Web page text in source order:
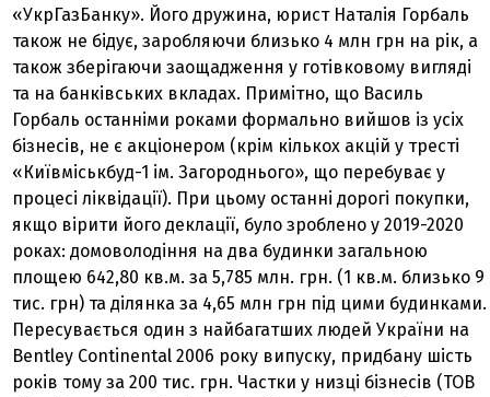
«УкрГазБанку». Його дружина, юрист Наталія Горбаль
також не бідує, заробляючи близько 4 млн грн на рік, а
також зберігаючи заощадження у готівковому вигляді
та на банківських вкладах. Примітно, що Василь
Горбаль останніми роками формально вийшов із усіх
бізнесів, не є акціонером (крім кількох акцій у тресті
«Київміськбуд-1 ім. Загороднього», що перебуває у
процесі ліквідації). При цьому останні дорогі покупки,
якщо вірити його деклації, було зроблено у 2019-2020
роках: домоволодіння на два будинки загальною
площею 642,80 кв.м. за 5,785 млн. грн. (1 кв.м. близько 9
тис. грн) та ділянка за 4,65 млн грн під цими будинками.
Пересувається один з найбагатших людей України на
Bentley Continental 2006 року випуску, придбану шість
років тому за 200 тис. грн. Частки у низці бізнесів (ТОВ